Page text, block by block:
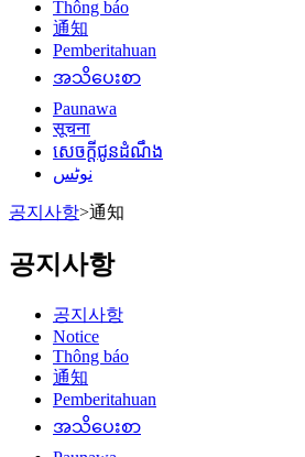
Thông báo
通知
Pemberitahuan
အသိပေးစာ
Paunawa
सूचना
សេចក្តីជូនដំណឹង
نوٹس
공지사항>通知
공지사항
공지사항
Notice
Thông báo
通知
Pemberitahuan
အသိပေးစာ